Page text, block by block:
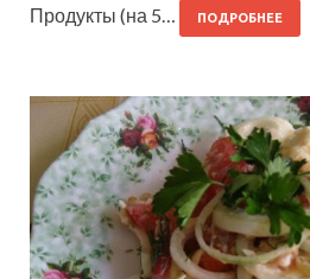
Продукты (на 5…
ПОДРОБНЕЕ